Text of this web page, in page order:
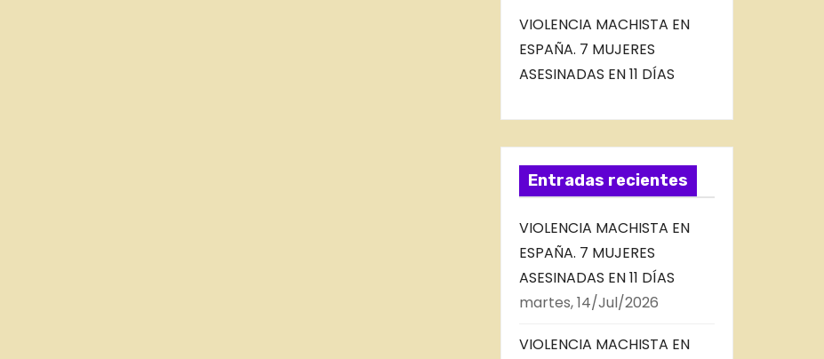
VIOLENCIA MACHISTA EN
ESPAÑA. 7 MUJERES
ASESINADAS EN 11 DÍAS
Entradas recientes
VIOLENCIA MACHISTA EN
ESPAÑA. 7 MUJERES
ASESINADAS EN 11 DÍAS
martes, 14/Jul/2026
VIOLENCIA MACHISTA EN